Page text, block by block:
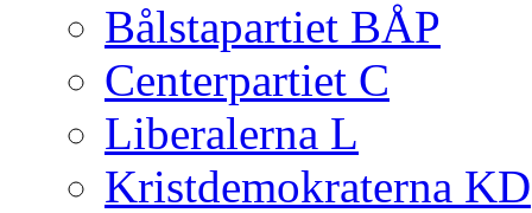
Bålstapartiet BÅP
Centerpartiet C
Liberalerna L
Kristdemokraterna KD